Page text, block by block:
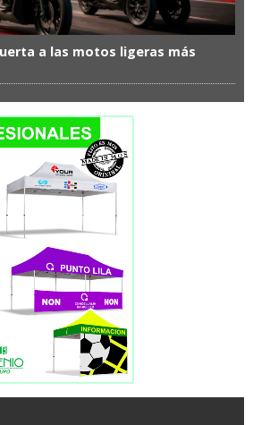
a las motos ligeras más